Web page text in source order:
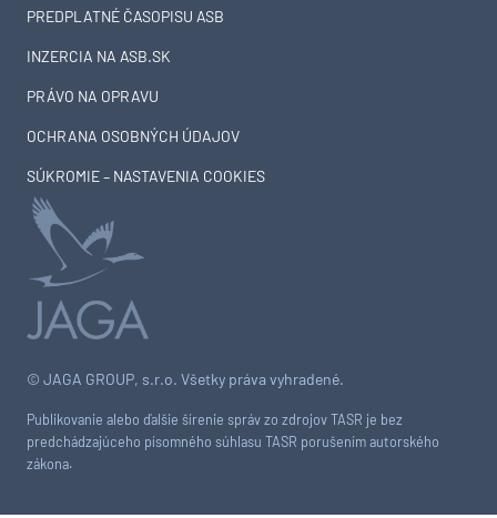
© JAGA GROUP, s.r.o. Všetky práva vyhradené.
Publikovanie alebo ďalšie šírenie správ zo zdrojov TASR je bez
predchádzajúceho písomného súhlasu TASR porušením autorského
zákona.
PREDPLATNÉ ČASOPISU ASB
INZERCIA NA ASB.SK
PRÁVO NA OPRAVU
OCHRANA OSOBNÝCH ÚDAJOV
SÚKROMIE – NASTAVENIA COOKIES